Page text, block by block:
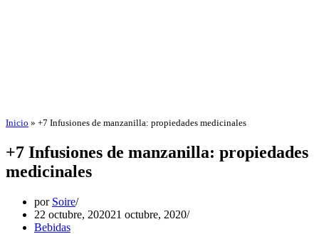
Inicio » +7 Infusiones de manzanilla: propiedades medicinales
+7 Infusiones de manzanilla: propiedades
medicinales
por Soire
22 octubre, 202021 octubre, 2020
Bebidas